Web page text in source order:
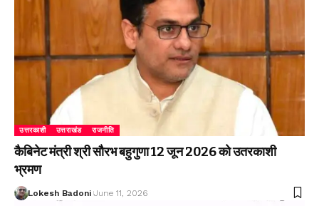
उत्तरकाशी उत्तराखंड राजनीति
कैबिनेट मंत्री श्री सौरभ बहुगुणा 12 जून 2026 को उतरकाशी
भ्रमण
Lokesh Badoni June 11, 2026